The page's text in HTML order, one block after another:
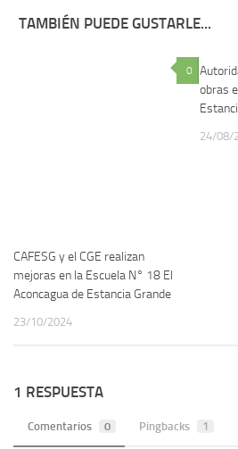
TAMBIÉN PUEDE GUSTARLE...
0
CAFESG y el CGE realizan
mejoras en la Escuela N° 18 El
Aconcagua de Estancia Grande
23/10/2024
obras
24/08/
1 RESPUESTA
Comentarios 0 Pingbacks 1